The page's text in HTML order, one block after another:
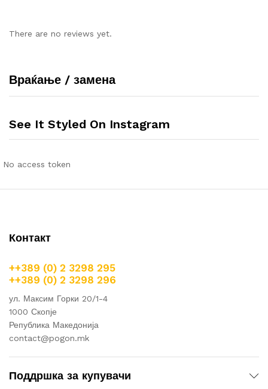
There are no reviews yet.
Враќање / замена
See It Styled On Instagram
No access token
Контакт
++389 (0) 2 3298 295
++389 (0) 2 3298 296
ул. Максим Горки 20/1-4
1000 Скопје
Република Македонија
contact@pogon.mk
Поддршка за купувачи